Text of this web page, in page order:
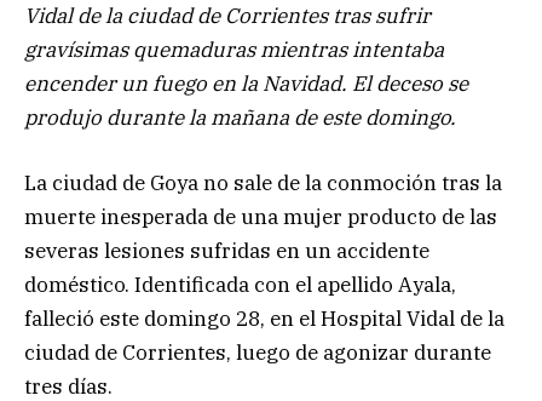
Vidal de la ciudad de Corrientes tras sufrir
gravísimas quemaduras mientras intentaba
encender un fuego en la Navidad. El deceso se
produjo durante la mañana de este domingo.
La ciudad de Goya no sale de la conmoción tras la
muerte inesperada de una mujer producto de las
severas lesiones sufridas en un accidente
doméstico. Identificada con el apellido Ayala,
falleció este domingo 28, en el Hospital Vidal de la
ciudad de Corrientes, luego de agonizar durante
tres días.